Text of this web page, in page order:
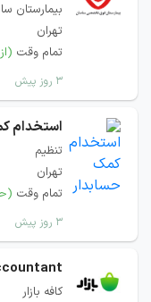
بیمارستان
تهران
تمام وقت (از ۳۰ میلیون به بالا)
۳ روز پیش
استخدام
تنظیم
تهران
تمام وقت
۳ روز پیش
کافه بازار